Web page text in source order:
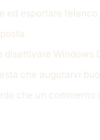
ed esportare
disattivare Windows
che augurarvi
che un commento